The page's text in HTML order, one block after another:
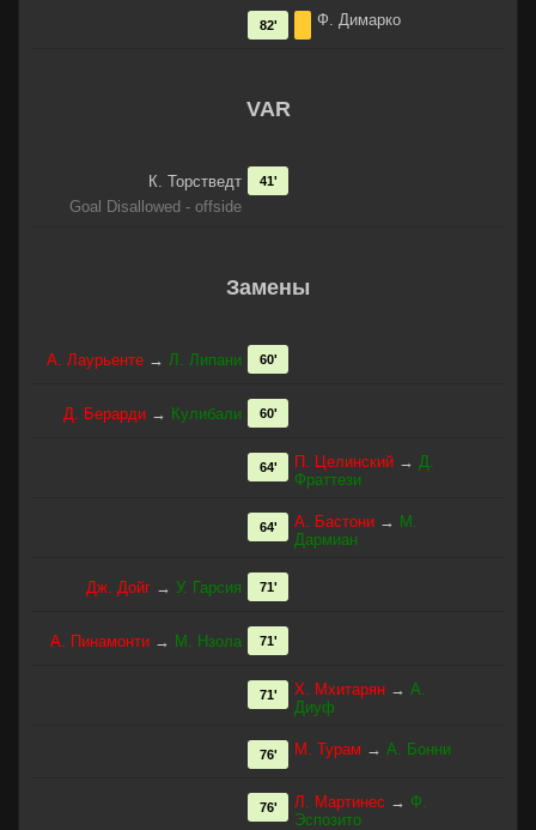
Ф. Димарко
82'
VAR
К. Торстведт
Goal Disallowed - offside
41'
Замены
А. Лаурьенте → Л. Липани 60'
Д. Берарди → Кулибали 60'
П. Целинский → Д.
Фраттези
64'
А. Бастони → М.
Дармиан
64'
Дж. Дойг → У. Гарсия 71'
А. Пинамонти → М. Нзола 71'
Х. Мхитарян → А.
Диуф
71'
М. Турам → А. Бонни
76'
Л. Мартинес → Ф.
Эспозито
76'